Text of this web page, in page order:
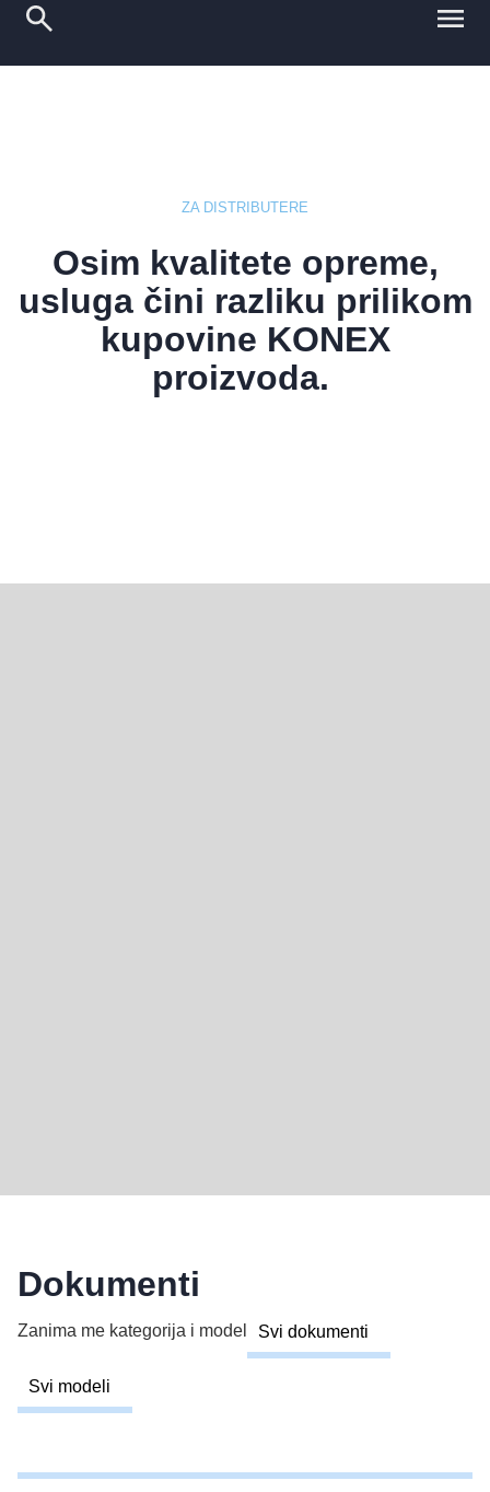
ZA DISTRIBUTERE
Osim kvalitete opreme,
usluga čini razliku prilikom
kupovine KONEX
proizvoda.
Dokumenti
Zanima me kategorija i model